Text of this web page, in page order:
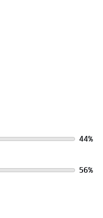
Lever het in bij
nieuwe bestemming
44%
56%